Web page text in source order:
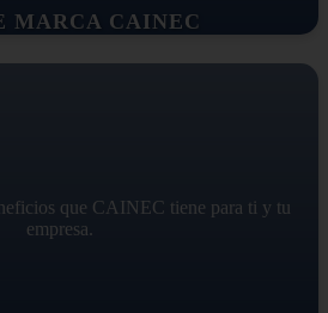
MARCA CAINEC
que CAINEC tiene para ti y tu
empresa.